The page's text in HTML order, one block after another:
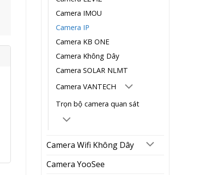
Camera IMOU
Camera IP
Camera KB ONE
Camera Không Dây
Camera SOLAR NLMT
Camera VANTECH
Trọn bộ camera quan sát
Camera Wifi Không Dây
Camera YooSee